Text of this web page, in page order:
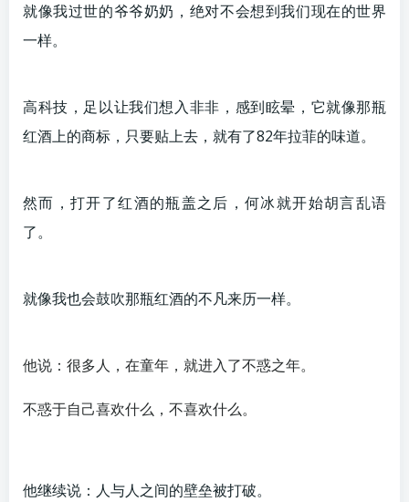
就像我过世的爷爷奶奶，绝对不会想到我们现在的世界
一样。
高科技，足以让我们想入非非，感到眩晕，它就像那瓶
红酒上的商标，只要贴上去，就有了82年拉菲的味道。
然而，打开了红酒的瓶盖之后，何冰就开始胡言乱语
了。
就像我也会鼓吹那瓶红酒的不凡来历一样。
他说：很多人，在童年，就进入了不惑之年。
不惑于自己喜欢什么，不喜欢什么。
他继续说：人与人之间的壁垒被打破。